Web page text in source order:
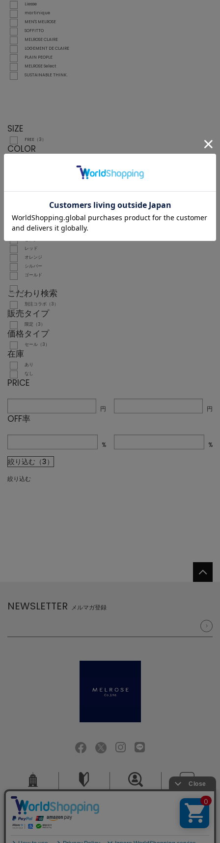
Liesse
martinique
MEN'S MELROSE
SOFFITTO
MELROSE CLAIRE
LOGEMENT DE CLAIRE
PLAIN PEOPLE
MELROSE Select
SUSTAINABLE THINK.
SIZE
FREE（3）
COLOR
パープル
イエロー
レッド
オレンジ
シルバー
ゴールド
こだわり検索
別注コラボ（3）
販売タイプ
限定（3）
価格タイプ
セール（3）
在庫
あり
なし
PRICE
円 円
OFF率
% %
絞り込む（3）
絞り込む
NEWSLETTER メルマガ登録
会社概要 お問い合せ
ご利用規約 特定商取引法に基づく表記